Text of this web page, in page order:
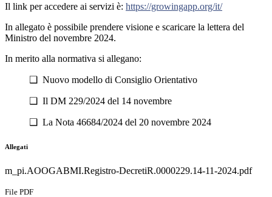
Il link per accedere ai servizi è: https://growingapp.org/it/
In allegato è possibile prendere visione e scaricare la lettera del
Ministro del novembre 2024.
In merito alla normativa si allegano:
❑ Nuovo modello di Consiglio Orientativo
❑ Il DM 229/2024 del 14 novembre
❑ La Nota 46684/2024 del 20 novembre 2024
Allegati
m_pi.AOOGABMI.Registro-DecretiR.0000229.14-11-2024.pdf
File PDF